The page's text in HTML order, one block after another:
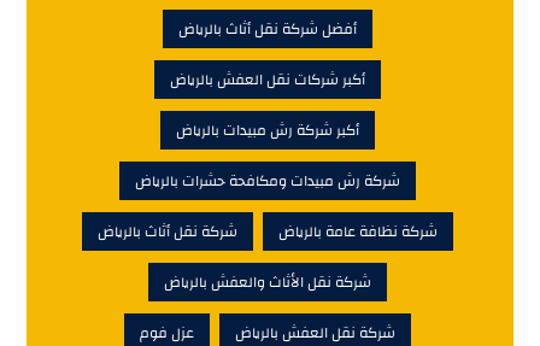
أفضل شركة نقل أثاث بالرياض
أكبر شركات نقل العفش بالرياض
أكبر شركة رش مبيدات بالرياض
شركة رش مبيدات ومكافحة حشرات بالرياض
شركة نظافة عامة بالرياض
شركة نقل أثاث بالرياض
شركة نقل الأثاث والعفش بالرياض
شركة نقل العفش بالرياض
عزل فوم